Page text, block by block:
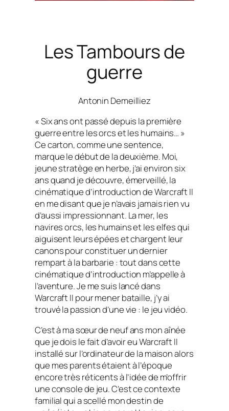
Les Tambours de
guerre
Antonin Demeilliez
« Six ans ont passé depuis la première
guerre entre les orcs et les humains… »
Ce carton, comme une sentence,
marque le début de la deuxième. Moi,
jeune stratège en herbe, j’ai environ six
ans quand je découvre, émerveillé, la
cinématique d’introduction deWarcraft II
en me disant que je n’avais jamais rien vu
d’aussi impressionnant. La mer, les
navires orcs, les humains et les elfes qui
aiguisent leurs épées et chargent leur
canons pour constituer un dernier
rempart à la barbarie : tout dans cette
cinématique d’introduction m’appelle à
l’aventure. Je me suis lancé dans
Warcraft II pour mener bataille, j’y ai
trouvé la passion d’une vie : le jeu vidéo.
C’est à ma sœur de neuf ans mon aînée
que je dois le fait d’avoir euWarcraft II
installé sur l’ordinateur de la maison alors
que mes parents étaient à l’époque
encore très réticents à l’idée de m’offrir
une console de jeu. C’est ce contexte
familial qui a scellé mon destin de